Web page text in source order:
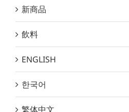
新商品
飲料
ENGLISH
한국어
繁体中文